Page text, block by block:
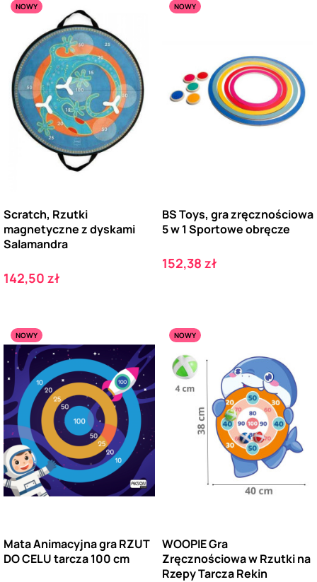
NOWY
Scratch, Rzutki
magnetyczne z dyskami
Salamandra
Cena
142,50 zł
NOWY
BS Toys, gra zręcznościowa
5 w 1 Sportowe obręcze
Cena
152,38 zł
NOWY
Mata Animacyjna gra RZUT
DO CELU tarcza 100 cm
NOWY
WOOPIE Gra
Zręcznościowa w Rzutki na
Rzepy Tarcza Rekin